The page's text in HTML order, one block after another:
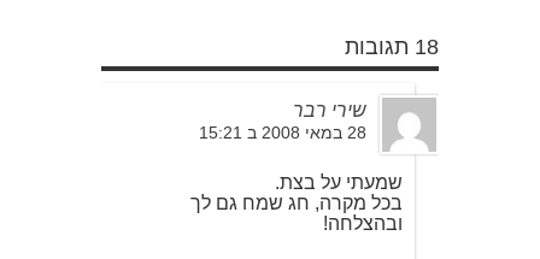
18 תגובות
שירי רבר
28 במאי 2008 ב 15:21
שמעתי על בצת.
בכל מקרה, חג שמח גם לך
ובהצלחה!